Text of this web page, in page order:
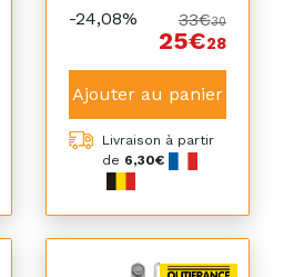
-24,08% 33€30
25€28
Ajouter au panier
Livraison à partir
de 6,30€